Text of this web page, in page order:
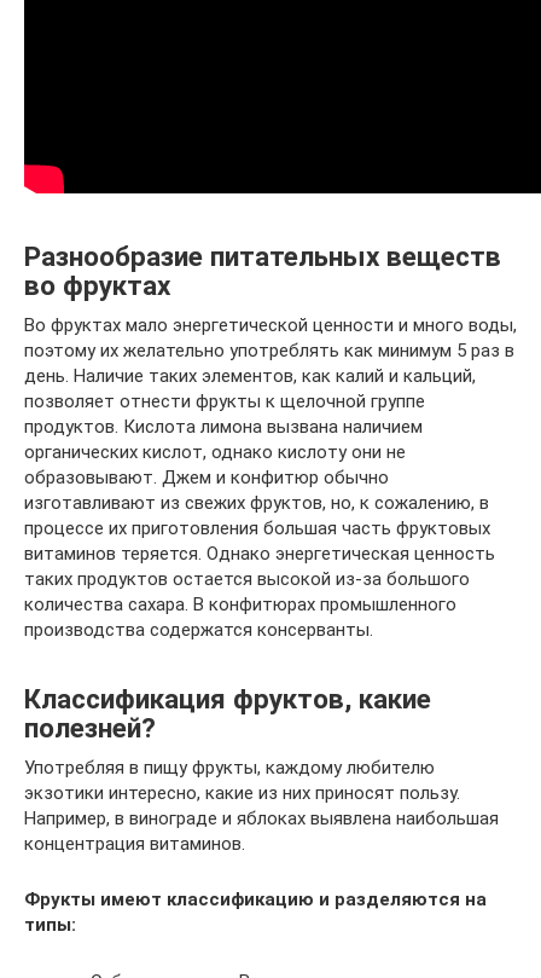
Разнообразие питательных веществ
во фруктах
Во фруктах мало энергетической ценности и много воды,
поэтому их желательно употреблять как минимум 5 раз в
день. Наличие таких элементов, как калий и кальций,
позволяет отнести фрукты к щелочной группе
продуктов. Кислота лимона вызвана наличием
органических кислот, однако кислоту они не
образовывают. Джем и конфитюр обычно
изготавливают из свежих фруктов, но, к сожалению, в
процессе их приготовления большая часть фруктовых
витаминов теряется. Однако энергетическая ценность
таких продуктов остается высокой из-за большого
количества сахара. В конфитюрах промышленного
производства содержатся консерванты.
Классификация фруктов, какие
полезней?
Употребляя в пищу фрукты, каждому любителю
экзотики интересно, какие из них приносят пользу.
Например, в винограде и яблоках выявлена наибольшая
концентрация витаминов.
Фрукты имеют классификацию и разделяются на
типы: